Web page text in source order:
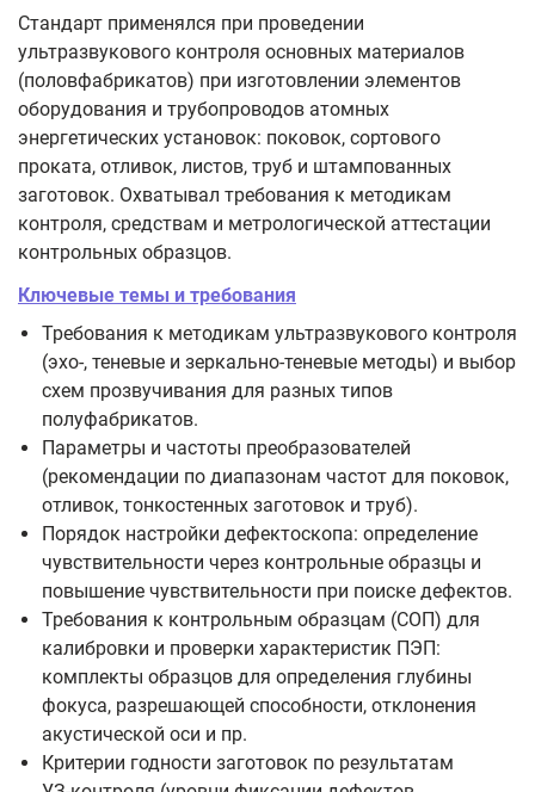
Стандарт применялся при проведении
ультразвукового контроля основных материалов
(половфабрикатов) при изготовлении элементов
оборудования и трубопроводов атомных
энергетических установок: поковок, сортового
проката, отливок, листов, труб и штампованных
заготовок. Охватывал требования к методикам
контроля, средствам и метрологической аттестации
контрольных образцов.
Ключевые темы и требования
Требования к методикам ультразвукового контроля
(эхо-, теневые и зеркально-теневые методы) и выбор
схем прозвучивания для разных типов
полуфабрикатов.
Параметры и частоты преобразователей
(рекомендации по диапазонам частот для поковок,
отливок, тонкостенных заготовок и труб).
Порядок настройки дефектоскопа: определение
чувствительности через контрольные образцы и
повышение чувствительности при поиске дефектов.
Требования к контрольным образцам (СОП) для
калибровки и проверки характеристик ПЭП:
комплекты образцов для определения глубины
фокуса, разрешающей способности, отклонения
акустической оси и пр.
Критерии годности заготовок по результатам